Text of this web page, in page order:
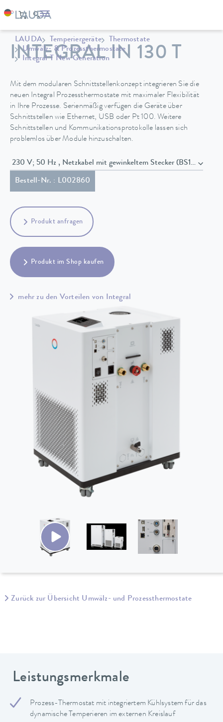
LAUDA Temperiergeräte
Thermostate
Umwälz- & Prozessthermostate
Integral T New Generation
INTEGRAL IN 130 T
Mit dem modularen Schnittstellenkonzept integrieren Sie die
neuen Integral Prozessthermostate mit maximaler Flexibilität
in Ihre Prozesse. Serienmäßig verfügen die Geräte über
Schnittstellen wie Ethernet, USB oder Pt 100. Weitere
Schnittstellen und Kommunikationsprotokolle lassen sich
problemlos über Module hinzuschalten.
230 V; 50 Hz , Netzkabel mit gewinkeltem Stecker (BS1363)
Bestell-Nr. : L002860
Produkt anfragen
Produkt im Shop kaufen
mehr zu den Vorteilen von Integral
Zurück zur Übersicht Umwälz- und Prozessthermostate
Leistungsmerkmale
Prozess-Thermostat mit integriertem Kühlsystem für das
dynamische Temperieren im externen Kreislauf